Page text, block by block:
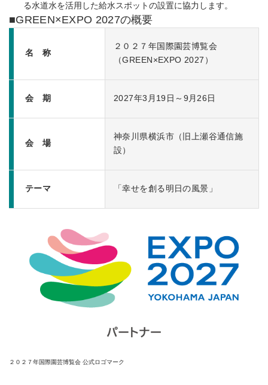
る水道水を活用した給水スポットの設置に協力します。
■GREEN×EXPO 2027の概要
名 称
２０２７年国際園芸博覧会
（GREEN×EXPO 2027）
会 期 2027年3月19日～9月26日
会 場
神奈川県横浜市（旧上瀬谷通信施
設）
テーマ 「幸せを創る明日の風景」
２０２７年国際園芸博覧会 公式ロゴマーク